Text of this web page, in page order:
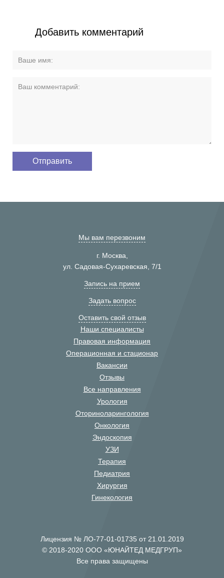
Добавить комментарий
Мы вам перезвоним
г. Москва,
ул. Садовая-Сухаревская, 7/1
Запись на прием
Задать вопрос
Оставить свой отзыв
Наши специалисты
Правовая информация
Операционная и стационар
Вакансии
Отзывы
Все направления
Урология
Оториноларингология
Онкология
Эндоскопия
УЗИ
Терапия
Педиатрия
Хирургия
Гинекология
Лицензия № ЛО-77-01-01735 от 21.01.2019
© 2018-2020 ООО «ЮНАЙТЕД МЕДГРУП»
Все права защищены